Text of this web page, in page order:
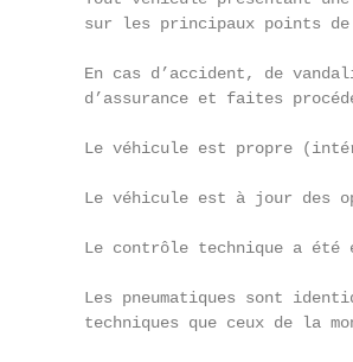
sur les principaux points
En cas d’accident, de
d’assurance et faites
Le véhicule est propre
Le véhicule est à jour des
Le contrôle technique a été
Les pneumatiques sont
techniques que ceux de la